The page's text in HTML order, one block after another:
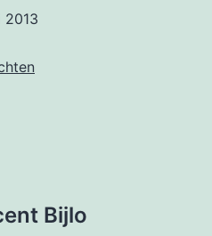
2013
Bijlo